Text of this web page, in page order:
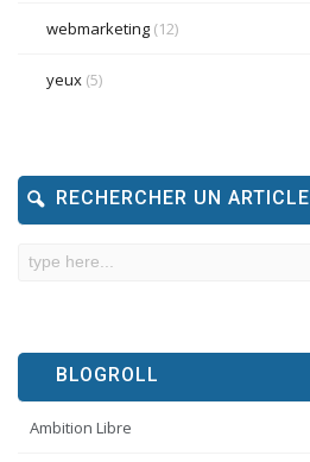
webmarketing (12)
yeux (5)
RECHERCHER UN ARTICLE
BLOGROLL
Ambition Libre